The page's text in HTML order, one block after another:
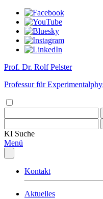
Prof. Dr. Rolf Pelster
Professur für
KI Suche
Menü
Kontakt
Aktuelles